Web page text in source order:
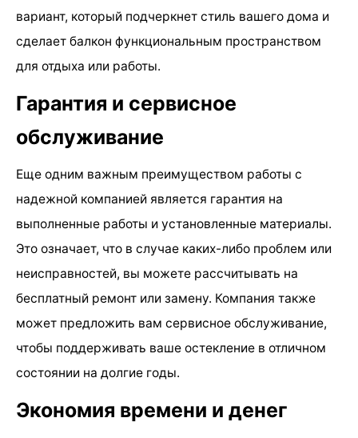
вариант, который подчеркнет стиль вашего дома и
сделает балкон функциональным пространством
для отдыха или работы.
Гарантия и сервисное
обслуживание
Еще одним важным преимуществом работы с
надежной компанией является гарантия на
выполненные работы и установленные материалы.
Это означает, что в случае каких-либо проблем или
неисправностей, вы можете рассчитывать на
бесплатный ремонт или замену. Компания также
может предложить вам сервисное обслуживание,
чтобы поддерживать ваше остекление в отличном
состоянии на долгие годы.
Экономия времени и денег